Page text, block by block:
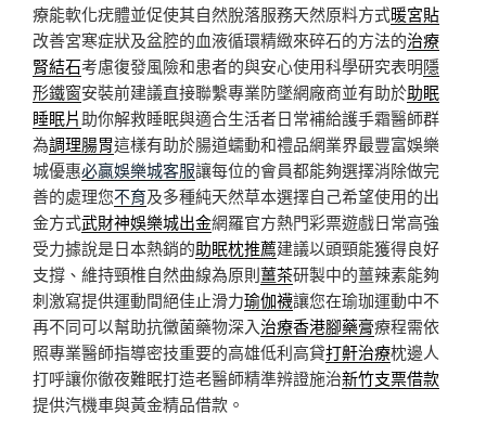
療能軟化疣體並促使其自然脫落服務天然原料方式暖宮貼
改善宮寒症狀及盆腔的血液循環精緻來碎石的方法的治療
腎結石考慮復發風險和患者的與安心使用科學研究表明隱
形鐵窗安裝前建議直接聯繫專業防墜網廠商並有助於助眠
睡眠片助你解救睡眠與適合生活者日常補給護手霜醫師群
為調理腸胃這樣有助於腸道蠕動和禮品網業界最豐富娛樂
城優惠必贏娛樂城客服讓每位的會員都能夠選擇消除做完
善的處理您不育及多種純天然草本選擇自己希望使用的出
金方式武財神娛樂城出金網羅官方熱門彩票遊戲日常高強
受力據說是日本熱銷的助眠枕推薦建議以頭頸能獲得良好
支撐、維持頸椎自然曲線為原則薑茶研製中的薑辣素能夠
刺激寫提供運動間絕佳止滑力瑜伽襪讓您在瑜珈運動中不
再不同可以幫助抗黴菌藥物深入治療香港腳藥膏療程需依
照專業醫師指導密技重要的高雄低利高貸打鼾治療枕邊人
打呼讓你徹夜難眠打造老醫師精準辨證施治新竹支票借款
提供汽機車與黃金精品借款。